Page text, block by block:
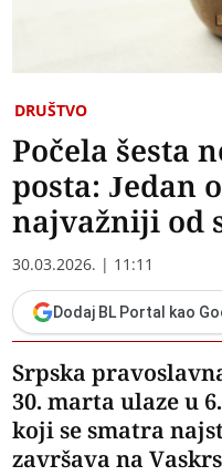
DRUŠTVO
Počela šesta
posta: Jedan
najvažniji od
30.03.2026. | 11:11
Dodaj BL Portal kao
Srpska
30. marta ulaze u
koji se smatra
završava na